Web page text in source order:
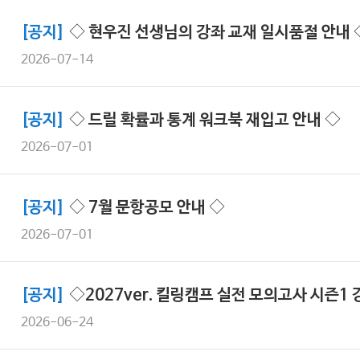
[공지] ◇ 현우진 선생님의 강좌 교재 일시품절 안
2026-07-14
[공지] ◇ 드릴 확률과 통계 워크북 재입고 안내 ◇
2026-07-01
[공지] ◇ 7월 문항공모 안내 ◇
2026-07-01
[공지] ◇2027ver. 킬링캠프 실전 모의고사 시즌1
2026-06-24